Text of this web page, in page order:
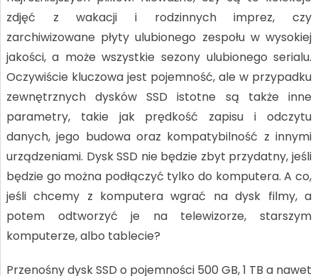
zdjęć z wakacji i rodzinnych imprez, czy
zarchiwizowane płyty ulubionego zespołu w wysokiej
jakości, a może wszystkie sezony ulubionego serialu.
Oczywiście kluczowa jest pojemność, ale w przypadku
zewnętrznych dysków SSD istotne są także inne
parametry, takie jak prędkość zapisu i odczytu
danych, jego budowa oraz kompatybilność z innymi
urządzeniami. Dysk SSD nie będzie zbyt przydatny, jeśli
będzie go można podłączyć tylko do komputera. A co,
jeśli chcemy z komputera wgrać na dysk filmy, a
potem odtworzyć je na telewizorze, starszym
komputerze, albo tablecie?
Przenośny dysk SSD o pojemności 500 GB, 1 TB a nawet